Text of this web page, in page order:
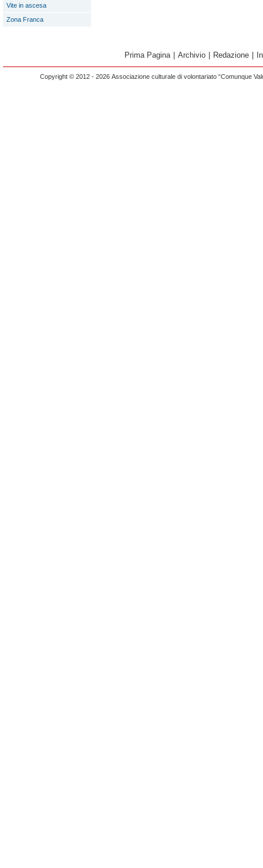
Vite in ascesa
Zona Franca
Prima Pagina Archivio Redazione
Copyright © 2012 - 2026 Associazione culturale di volontariato “Comunque